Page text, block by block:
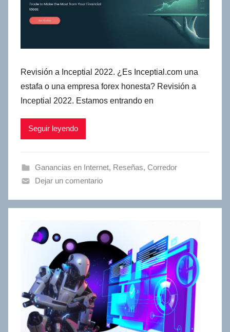
Revisión a Inceptial 2022. ¿Es Inceptial.com una
estafa o una empresa forex honesta? Revisión a
Inceptial 2022. Estamos entrando en
Seguir leyendo
Ganancias en Internet, Reseñas, Сorredor
Dejar un comentario